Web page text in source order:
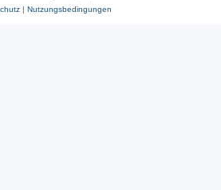
| Nutzungsbedingungen